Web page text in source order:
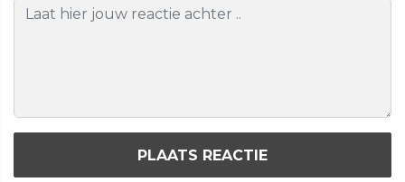
PLAATS REACTIE